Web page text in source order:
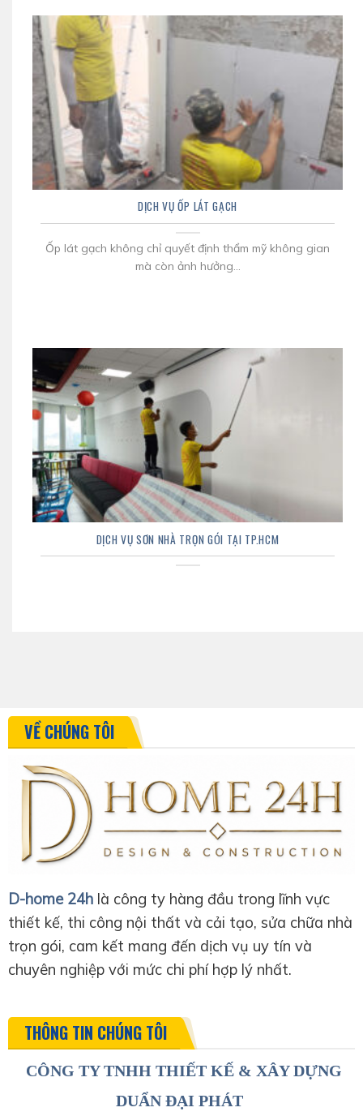
DỊCH VỤ ỐP LÁT GẠCH
Ốp lát gạch không chỉ quyết định thẩm mỹ không gian
mà còn ảnh hưởng...
DỊCH VỤ SƠN NHÀ TRỌN GÓI TẠI TP.HCM
VỀ CHÚNG TÔI
D-home 24h là công ty hàng đầu trong lĩnh vực
thiết kế, thi công nội thất và cải tạo, sửa chữa nhà
trọn gói, cam kết mang đến dịch vụ uy tín và
chuyên nghiệp với mức chi phí hợp lý nhất.
THÔNG TIN CHÚNG TÔI
CÔNG TY TNHH THIẾT KẾ & XÂY DỰNG
DUẨN ĐẠI PHÁT